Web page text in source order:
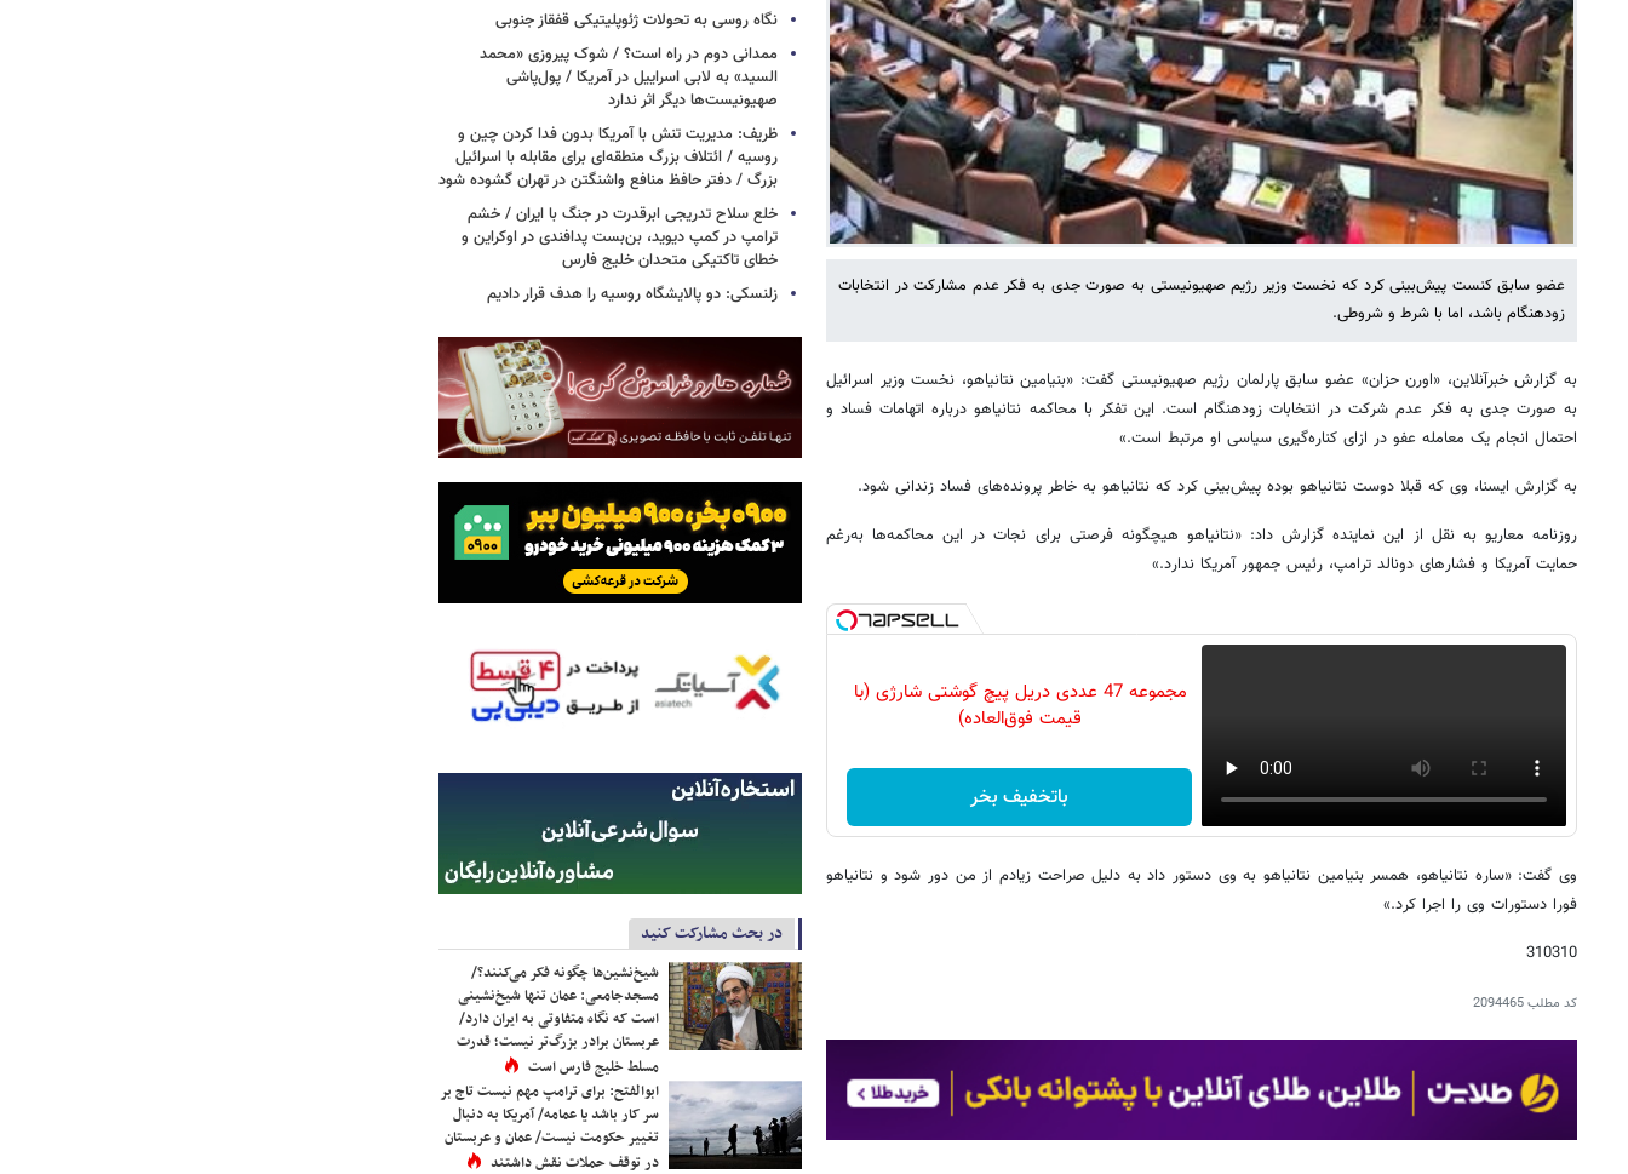
عضو سابق کنست پیش‌بینی کرد که نخست وزیر رژیم صهیونیستی به صورت جدی به فکر عدم مشارکت در انتخابات
زودهنگام باشد، اما با شرط و شروطی.
به گزارش خبرآنلاین، «اورن حزان» عضو سابق پارلمان رژیم صهیونیستی گفت: «بنیامین نتانیاهو، نخست وزیر اسرائیل
به صورت جدی به فکر عدم شرکت در انتخابات زودهنگام است. این تفکر با محاکمه نتانیاهو درباره اتهامات فساد و
احتمال انجام یک معامله عفو در ازای کناره‌گیری سیاسی او مرتبط است.»
به گزارش ایسنا، وی که قبلا دوست نتانیاهو بوده پیش‌بینی کرد که نتانیاهو به خاطر پرونده‌های فساد زندانی شود.
روزنامه معاریو به نقل از این نماینده گزارش داد: «نتانیاهو هیچگونه فرصتی برای نجات در این محاکمه‌ها به‌رغم
حمایت آمریکا و فشارهای دونالد ترامپ، رئیس جمهور آمریکا ندارد.»
مجموعه 47 عددی دریل پیچ گوشتی شارژی‌ (با
قیمت فوق‌العاده)
باتخفیف بخر
وی گفت: «ساره نتانیاهو، همسر بنیامین نتانیاهو به وی دستور داد به دلیل صراحت زیادم از من دور شود و نتانیاهو
فورا دستورات وی را اجرا کرد.»
310310
کد مطلب2094465
نگاه روسی به تحولات ژئوپلیتیکی قفقاز جنوبی
ممدانی دوم در راه است؟ / شوک پیروزی «محمد
السید» به لابی اسراییل در آمریکا / پول‌پاشی
صهیونیست‌ها دیگر اثر ندارد
ظریف: مدیریت تنش با آمریکا بدون فدا کردن چین و
روسیه / ائتلاف بزرگ منطقه‌ای برای مقابله با اسرائیل
بزرگ / دفتر حافظ منافع واشنگتن در تهران گشوده شود
خلع سلاح تدریجی ابرقدرت در جنگ با ایران / خشم
ترامپ در کمپ دیوید، بن‌بست پدافندی در اوکراین و
خطای تاکتیکی متحدان خلیج فارس
زلنسکی: دو پالایشگاه روسیه را هدف قرار دادیم
در بحث مشارکت کنید
شیخ‌نشین‌ها چگونه فکر می‌کنند؟/
مسجدجامعی: عمان تنها شیخ‌نشینی
است که نگاه متفاوتی به ایران دارد/
عربستان برادر بزرگ‌تر نیست؛ قدرت
مسلط خلیج فارس است
ابوالفتح: برای ترامپ مهم نیست تاج بر
سر کار باشد یا عمامه/ آمریکا به دنبال
تغییر حکومت نیست/ عمان و عربستان
در توقف حملات نقش داشتند